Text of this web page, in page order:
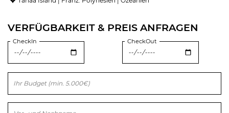
VERFÜGBARKEIT & PREIS ANFRAGEN
CheckIn CheckOut